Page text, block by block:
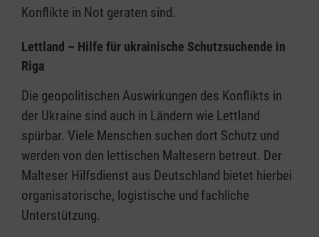
Konflikte in Not geraten sind.
Lettland – Hilfe für ukrainische Schutzsuchende in
Riga
Die geopolitischen Auswirkungen des Konflikts in
der Ukraine sind auch in Ländern wie Lettland
spürbar. Viele Menschen suchen dort Schutz und
werden von den lettischen Maltesern betreut. Der
Malteser Hilfsdienst aus Deutschland bietet hierbei
organisatorische, logistische und fachliche
Unterstützung.